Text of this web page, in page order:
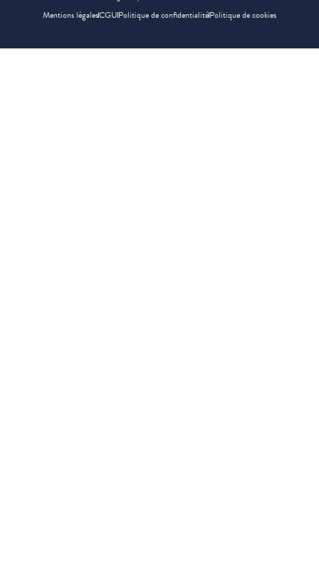
Mentions légalesCGUPolitique de confidentialitéPolitique de cookies